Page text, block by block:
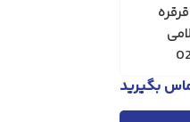
کابل آلومینیوم NA2XSY مقطع 1x240 فاقد زره کراسلینک 20kv قرقره
بگیرید